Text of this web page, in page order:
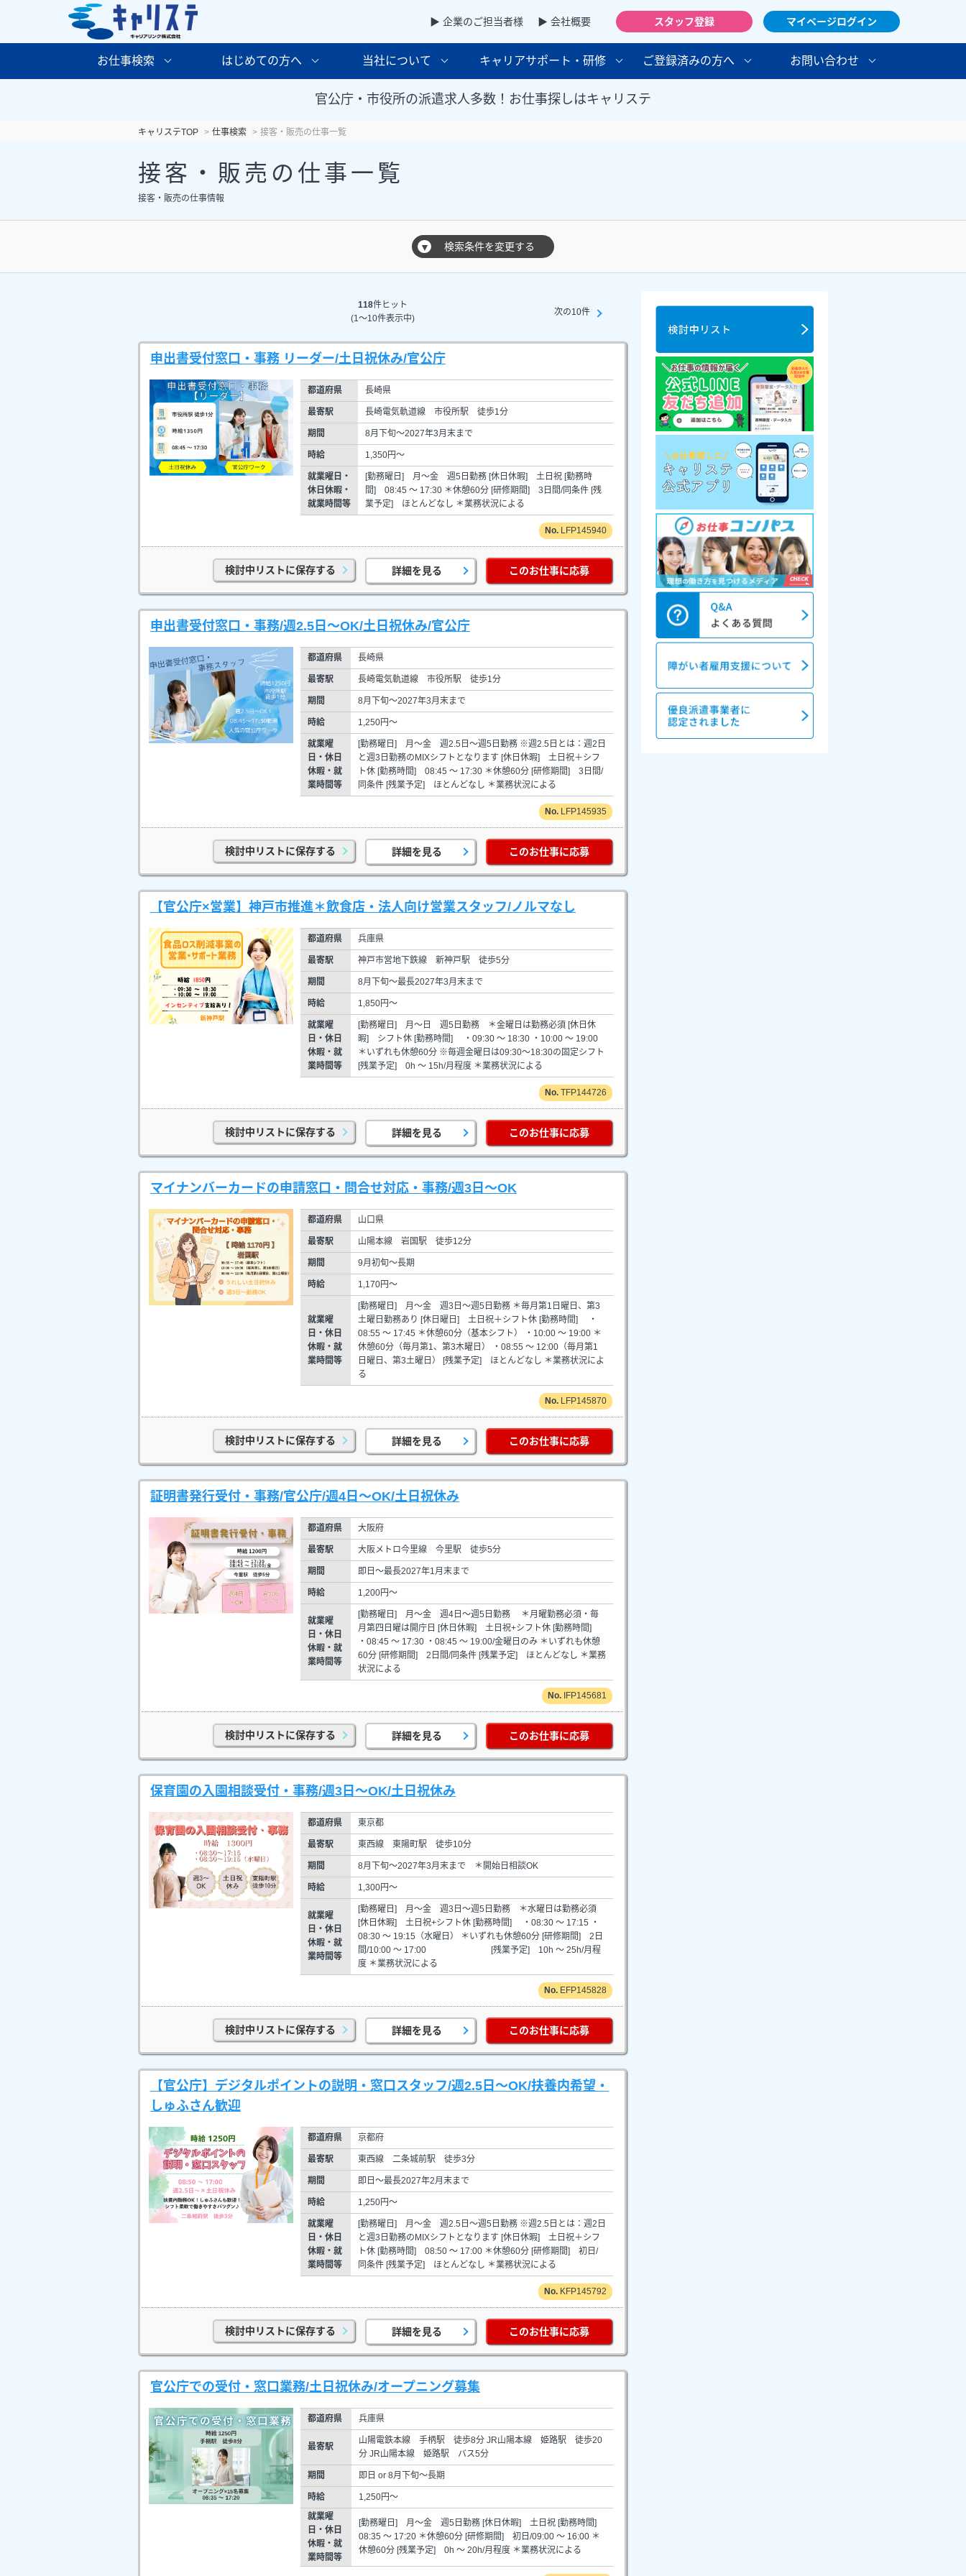
▶ 企業のご担当者様 ▶ 会社概要 スタッフ登録 マイページログイン
お仕事検索 はじめての方へ 当社について キャリアサポート・研修 ご登録済みの方へ お問い合わせ
官公庁・市役所の派遣求人多数！お仕事探しはキャリステ
キャリステTOP 仕事検索 接客・販売の仕事一覧
接客・販売の仕事一覧
接客・販売の仕事情報
▼ 検索条件を変更する
118件ヒット
(1～10件表示中)
次の10件
申出書受付窓口・事務 リーダー/土日祝休み/官公庁
都道府県 長崎県
最寄駅 長崎電気軌道線 市役所駅 徒歩1分
期間 8月下旬～2027年3月末まで
時給 1,350円～
就業曜日・
休日休暇・
就業時間等
[勤務曜日] 月～金 週5日勤務 [休日休暇] 土日祝 [勤務時
間] 08:45 ～ 17:30 ＊休憩60分 [研修期間] 3日間/同条件 [残
業予定] ほとんどなし ＊業務状況による
LFP145940
検討中リストに保存する 詳細を見る このお仕事に応募
申出書受付窓口・事務/週2.5日～OK/土日祝休み/官公庁
都道府県 長崎県
最寄駅 長崎電気軌道線 市役所駅 徒歩1分
期間 8月下旬～2027年3月末まで
時給 1,250円～
就業曜
日・休日
休暇・就
業時間等
[勤務曜日] 月～金 週2.5日～週5日勤務 ※週2.5日とは：週2日
と週3日勤務のMIXシフトとなります [休日休暇] 土日祝＋シフ
ト休 [勤務時間] 08:45 ～ 17:30 ＊休憩60分 [研修期間] 3日間/
同条件 [残業予定] ほとんどなし ＊業務状況による
LFP145935
検討中リストに保存する 詳細を見る このお仕事に応募
【官公庁×営業】神戸市推進＊飲食店・法人向け営業スタッフ/ノルマなし
都道府県 兵庫県
最寄駅 神戸市営地下鉄線 新神戸駅 徒歩5分
期間 8月下旬～最長2027年3月末まで
時給 1,850円～
就業曜
日・休日
休暇・就
業時間等
[勤務曜日] 月～日 週5日勤務 ＊金曜日は勤務必須 [休日休
暇] シフト休 [勤務時間] ・09:30 ～ 18:30 ・10:00 ～ 19:00
＊いずれも休憩60分 ※毎週金曜日は09:30～18:30の固定シフト
[残業予定] 0h ～ 15h/月程度 ＊業務状況による
TFP144726
検討中リストに保存する 詳細を見る このお仕事に応募
マイナンバーカードの申請窓口・問合せ対応・事務/週3日～OK
都道府県 山口県
最寄駅 山陽本線 岩国駅 徒歩12分
期間 9月初旬～長期
時給 1,170円～
就業曜
日・休日
休暇・就
業時間等
[勤務曜日] 月～金 週3日～週5日勤務 ＊毎月第1日曜日、第3
土曜日勤務あり [休日曜日] 土日祝＋シフト休 [勤務時間] ・
08:55 ～ 17:45 ＊休憩60分（基本シフト） ・10:00 ～ 19:00 ＊
休憩60分（毎月第1、第3木曜日） ・08:55 ～ 12:00（毎月第1
日曜日、第3土曜日） [残業予定] ほとんどなし ＊業務状況によ
る
LFP145870
検討中リストに保存する 詳細を見る このお仕事に応募
証明書発行受付・事務/官公庁/週4日～OK/土日祝休み
都道府県 大阪府
最寄駅 大阪メトロ今里線 今里駅 徒歩5分
期間 即日～最長2027年1月末まで
時給 1,200円～
就業曜
日・休日
休暇・就
業時間等
[勤務曜日] 月～金 週4日～週5日勤務 ＊月曜勤務必須・毎
月第四日曜は開庁日 [休日休暇] 土日祝+シフト休 [勤務時間]
・08:45 ～ 17:30 ・08:45 ～ 19:00/金曜日のみ ＊いずれも休憩
60分 [研修期間] 2日間/同条件 [残業予定] ほとんどなし ＊業務
状況による
IFP145681
検討中リストに保存する 詳細を見る このお仕事に応募
保育園の入園相談受付・事務/週3日～OK/土日祝休み
都道府県 東京都
最寄駅 東西線 東陽町駅 徒歩10分
期間 8月下旬～2027年3月末まで ＊開始日相談OK
時給 1,300円～
就業曜
日・休日
休暇・就
業時間等
[勤務曜日] 月～金 週3日～週5日勤務 ＊水曜日は勤務必須
[休日休暇] 土日祝+シフト休 [勤務時間] ・08:30 ～ 17:15 ・
08:30 ～ 19:15（水曜日） ＊いずれも休憩60分 [研修期間] 2日
間/10:00 ～ 17:00 [残業予定] 10h ～ 25h/月程
度 ＊業務状況による
EFP145828
検討中リストに保存する 詳細を見る このお仕事に応募
【官公庁】デジタルポイントの説明・窓口スタッフ/週2.5日～OK/扶養内希望・
しゅふさん歓迎
都道府県 京都府
最寄駅 東西線 二条城前駅 徒歩3分
期間 即日～最長2027年2月末まで
時給 1,250円～
就業曜
日・休日
休暇・就
業時間等
[勤務曜日] 月～金 週2.5日～週5日勤務 ※週2.5日とは：週2日
と週3日勤務のMIXシフトとなります [休日休暇] 土日祝＋シフ
ト休 [勤務時間] 08:50 ～ 17:00 ＊休憩60分 [研修期間] 初日/
同条件 [残業予定] ほとんどなし ＊業務状況による
KFP145792
検討中リストに保存する 詳細を見る このお仕事に応募
官公庁での受付・窓口業務/土日祝休み/オープニング募集
都道府県 兵庫県
最寄駅
山陽電鉄本線 手柄駅 徒歩8分 JR山陽本線 姫路駅 徒歩20
分 JR山陽本線 姫路駅 バス5分
期間 即日 or 8月下旬～長期
時給
1,250円～
就業曜
日・休日
休暇・就
業時間等
[勤務曜日] 月～金 週5日勤務 [休日休暇] 土日祝 [勤務時間]
08:35 ～ 17:20 ＊休憩60分 [研修期間] 初日/09:00 ～ 16:00 ＊
休憩60分 [残業予定] 0h ～ 20h/月程度 ＊業務状況による